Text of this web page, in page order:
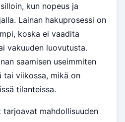
kun nopeus ja
Lainan hakuprosessi on
koska ei vaadita
vakuuden luovutusta.
saamisen useimmiten
tai viikossa, mikä on
tilanteissa.
tarjoavat mahdollisuuden